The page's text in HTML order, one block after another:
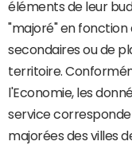
éléments de leur
"majoré" en fonction
secondaires ou de
territoire.
l'Economie, les
service
majorées des villes